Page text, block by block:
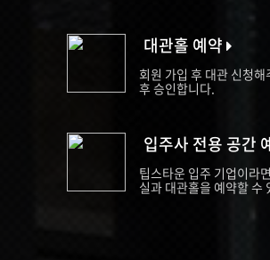
대관홀 예약
회원 가입 후 대관 신청
후 승인합니다.
입주사 전용 공간
팁스타운 입주 기업이라
실과 대관홀을 예약할 수